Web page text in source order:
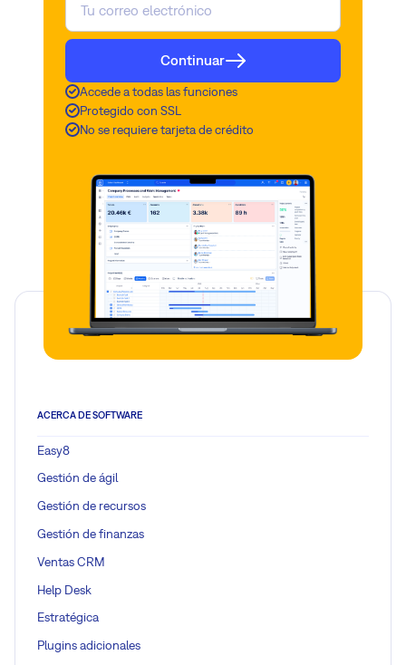
Continuar
Accede a todas las funciones
Protegido con SSL
No se requiere tarjeta de crédito
ACERCA DE SOFTWARE
Easy8
Gestión de ágil
Gestión de recursos
Gestión de finanzas
Ventas CRM
Help Desk
Estratégica
Plugins adicionales